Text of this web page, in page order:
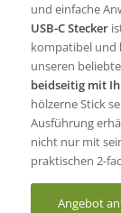
und einfache
USB-C Stecker
kompatibel und
unseren
beidseitig mit
hölzerne Stick
Ausführung
nicht nur mit
praktischen 2-
Angebot